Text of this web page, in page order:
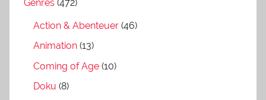
Genres (472)
Action & Abenteuer (46)
Animation (13)
Coming of Age (10)
Doku (8)